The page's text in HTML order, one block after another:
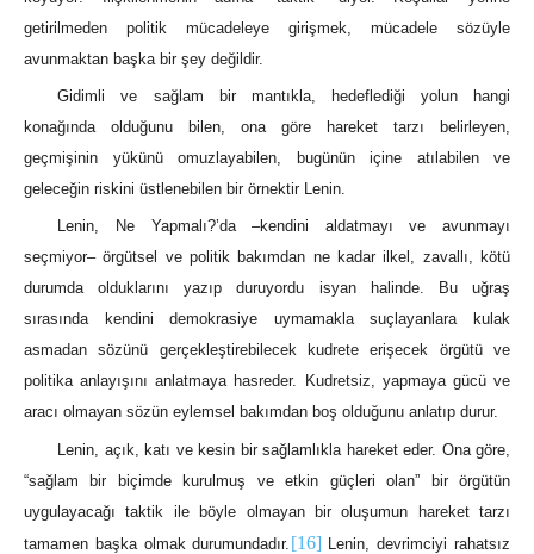
getirilmeden politik mücadeleye girişmek, mücadele sözüyle
avunmaktan başka bir şey değildir.
Gidimli ve sağlam bir mantıkla, hedeflediği yolun hangi
konağında olduğunu bilen, ona göre hareket tarzı belirleyen,
geçmişinin yükünü omuzlayabilen, bugünün içine atılabilen ve
geleceğin riskini üstlenebilen bir örnektir Lenin.
Lenin, Ne Yapmalı?’da ‒kendini aldatmayı ve avunmayı
seçmiyor‒ örgütsel ve politik bakımdan ne kadar ilkel, zavallı, kötü
durumda olduklarını yazıp duruyordu isyan halinde. Bu uğraş
sırasında kendini demokrasiye uymamakla suçlayanlara kulak
asmadan sözünü gerçekleştirebilecek kudrete erişecek örgütü ve
politika anlayışını anlatmaya hasreder. Kudretsiz, yapmaya gücü ve
aracı olmayan sözün eylemsel bakımdan boş olduğunu anlatıp durur.
Lenin, açık, katı ve kesin bir sağlamlıkla hareket eder. Ona göre,
“sağlam bir biçimde kurulmuş ve etkin güçleri olan” bir örgütün
uygulayacağı taktik ile böyle olmayan bir oluşumun hareket tarzı
tamamen başka olmak durumundadır. [16] Lenin, devrimciyi rahatsız